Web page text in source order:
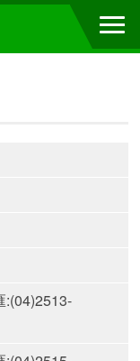
:(04)2513-